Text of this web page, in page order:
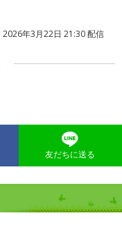
2026年3月22日 21:30 配信
友だちに送る